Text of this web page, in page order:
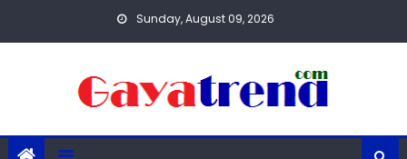
Sunday, August 09, 2026